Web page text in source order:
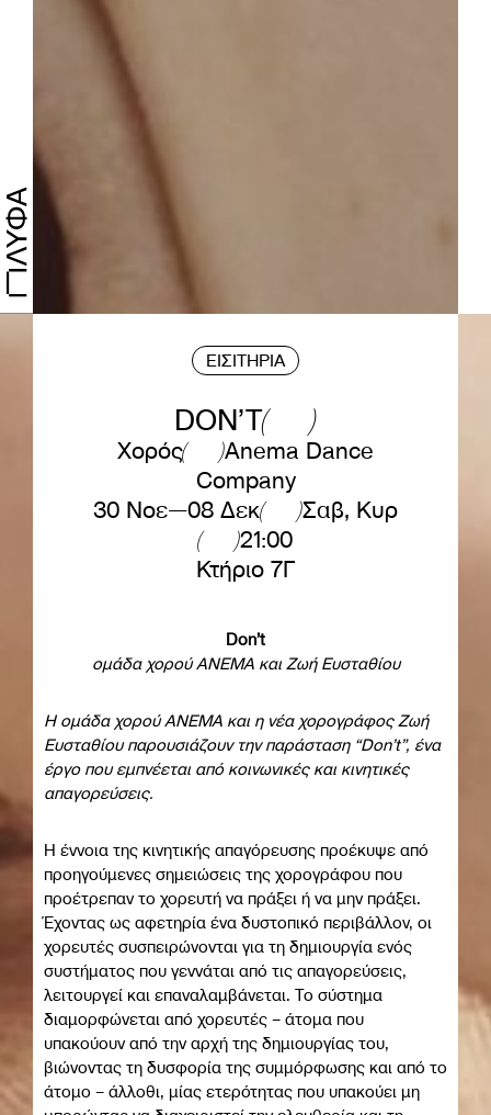
ΕΙΣΙΤΗΡΙΑ
DON’T
Χορός
Anema Dance
Company
30 Νοε—08 Δεκ
Σαβ, Κυρ
21:00
Κτήριο 7Γ
Don’t
ομάδα χορού ΑΝΕΜΑ και Ζωή Ευσταθίου
Η ομάδα χορού ΑΝΕΜΑ και η νέα χορογράφος Ζωή
Ευσταθίουπαρουσιάζουν την παράσταση “Don’t”, ένα
έργο που εμπνέεται από κοινωνικές και κινητικές
απαγορεύσεις.
Η έννοια της κινητικής απαγόρευσης προέκυψε από
προηγούμενες σημειώσεις της χορογράφου που
προέτρεπαν το χορευτή να πράξει ή να μην πράξει.
Έχοντας ως αφετηρία ένα δυστοπικό περιβάλλον, οι
χορευτές συσπειρώνονται για τη δημιουργία ενός
συστήματος που γεννάται από τις απαγορεύσεις,
λειτουργεί και επαναλαμβάνεται. Το σύστημα
διαμορφώνεται από χορευτές – άτομα που
υπακούουν από την αρχή της δημιουργίας του,
βιώνοντας τη δυσφορία της συμμόρφωσης και από το
άτομο – άλλοθι, μίας ετερότητας που υπακούει μη